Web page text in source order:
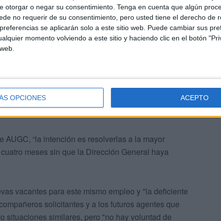
otorgar o negar su consentimiento. Tenga en cuenta que algún
no requerir de su consentimiento, pero usted tiene el derecho de
se aplicarán solo a este sitio web. Puede cambiar sus
momento volviendo a este sitio y haciendo clic en el botón
OPCIONES ACEPTO
mensaje a la intranet corporativa en diciembre del
la necesidad de ampliar tres meses más el plazo
de los agentes en situación de activo, ha
“la intención es resolverlas a la mayor
meses sin que la Dirección General haya
vacantes para este mismo empleo y "la deficiente
solicitantes y a los futuros agentes que
situaciones similares, pero "no hay voluntad de